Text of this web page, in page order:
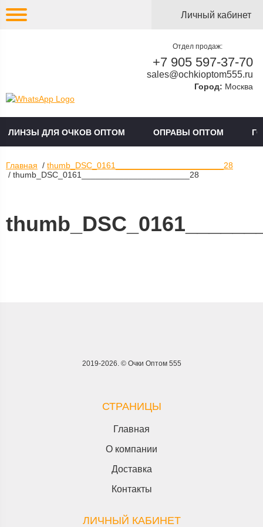
Личный кабинет
Отдел продаж:
+7 905 597-37-70
sales@ochkioptom555.ru
Город: Москва
ЛИНЗЫ ДЛЯ ОЧКОВ ОПТОМ ОПРАВЫ ОПТОМ
Главная / thumb_DSC_0161_______________________28
/ thumb_DSC_0161_______________________28
2019-2026. © Очки Оптом 555
СТРАНИЦЫ
Главная
О компании
Доставка
Контакты
ЛИЧНЫЙ КАБИНЕТ